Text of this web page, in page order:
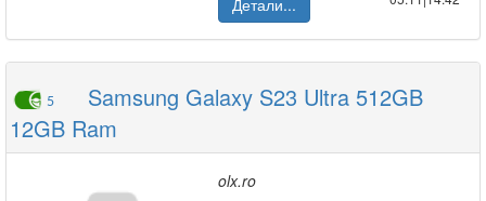
Детали...
5
Samsung Galaxy S23 Ultra 512GB
12GB Ram
olx.ro